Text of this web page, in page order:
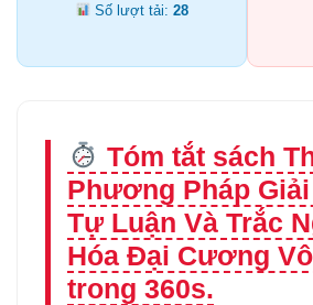
Số lượt tải:28
Tóm tắt sách
Phương Pháp
Tự Luận Và Trắc
Hóa Đại Cương
trong 360s.